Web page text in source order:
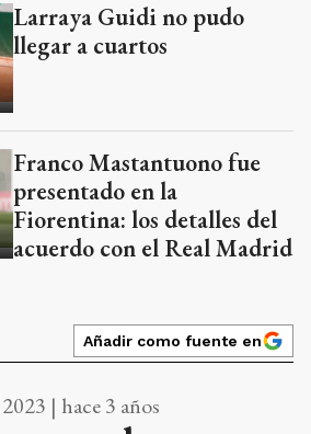
Larraya Guidi no pudo
llegar a cuartos
Franco Mastantuono fue
presentado en la
Fiorentina: los detalles del
acuerdo con el Real Madrid
Añadir como fuente en
| hace 3 años